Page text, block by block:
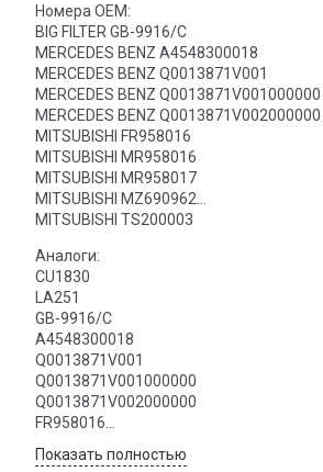
Номера OEM:
BIG FILTER GB-9916/C
MERCEDES BENZ A4548300018
MERCEDES BENZ Q0013871V001
MERCEDES BENZ Q0013871V001000000
MERCEDES BENZ Q0013871V002000000
MITSUBISHI FR958016
MITSUBISHI MR958016
MITSUBISHI MR958017
MITSUBISHI MZ690962
MITSUBISHI TS200003
Аналоги:
CU1830
LA251
GB-9916/C
A4548300018
Q0013871V001
Q0013871V001000000
Q0013871V002000000
FR958016
MR958017
Показать полностью